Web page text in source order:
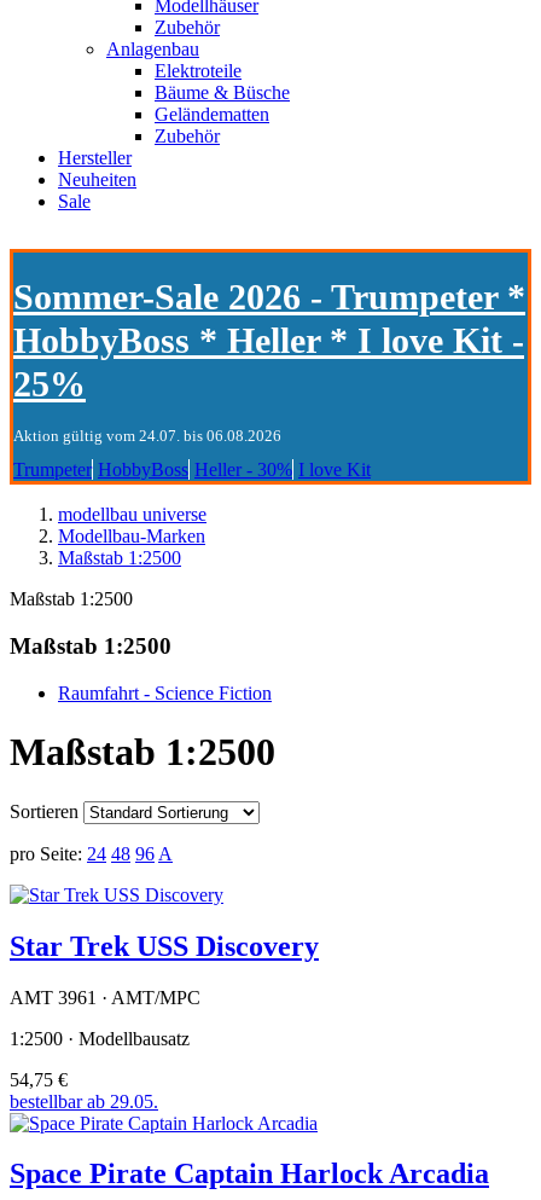
Modellhäuser
Zubehör
Anlagenbau
Elektroteile
Bäume & Büsche
Geländematten
Zubehör
Hersteller
Neuheiten
Sale
Sommer-Sale 2026 - Trumpeter *
HobbyBoss * Heller * I love Kit -
25%
Aktion gültig vom 24.07. bis 06.08.2026
Trumpeter HobbyBoss Heller - 30% I love Kit
modellbau universe
Modellbau-Marken
Maßstab 1:2500
Maßstab 1:2500
Maßstab 1:2500
Raumfahrt - Science Fiction
Maßstab 1:2500
Sortieren
pro Seite: 24 48 96 A
Star Trek USS Discovery
AMT 3961 · AMT/MPC
1:2500 · Modellbausatz
54,75 €
bestellbar ab 29.05.
Space Pirate Captain Harlock Arcadia